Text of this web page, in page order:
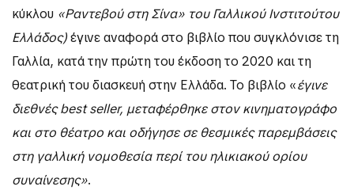
κύκλου «Ραντεβού στη Σίνα» του Γαλλικού Ινστιτούτου
Ελλάδος)έγινε αναφορά στο βιβλίο που συγκλόνισε τη
Γαλλία, κατά την πρώτη του έκδοση το 2020 και τη
θεατρική του διασκευή στην Ελλάδα. Το βιβλίο «έγινε
διεθνές best seller, μεταφέρθηκε στον κινηματογράφο
και στο θέατρο και οδήγησε σε θεσμικές παρεμβάσεις
στη γαλλική νομοθεσία περί του ηλικιακού ορίου
συναίνεσης».